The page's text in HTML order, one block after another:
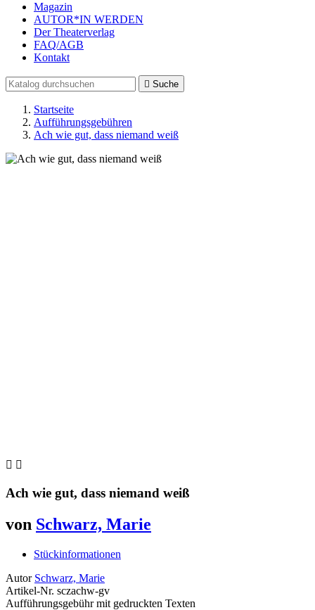
Magazin
AUTOR*IN WERDEN
Der Theaterverlag
FAQ/AGB
Kontakt
 Suche
Startseite
Aufführungsgebühren
Ach wie gut, dass niemand weiß
 
Ach wie gut, dass niemand weiß
von Schwarz, Marie
Stückinformationen
Autor Schwarz, Marie
Artikel-Nr. sczachw-gv
Aufführungsgebühr mit gedruckten Texten